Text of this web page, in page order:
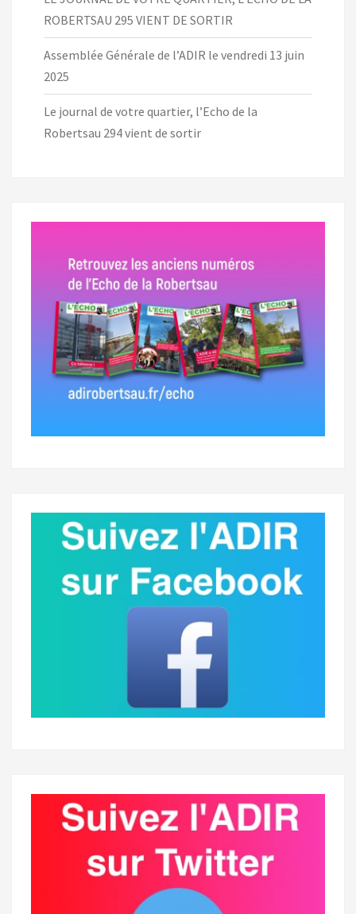
ROBERTSAU 295 VIENT DE SORTIR
Assemblée Générale de l’ADIR le vendredi 13 juin
2025
Le journal de votre quartier, l’Echo de la
Robertsau 294 vient de sortir